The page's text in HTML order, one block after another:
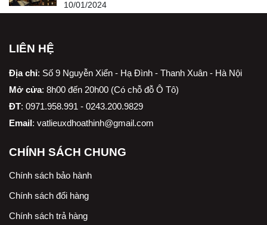
10/01/2024
LIÊN HỆ
Địa chỉ: Số 9 Nguyễn Xiển - Hạ Đình - Thanh Xuân - Hà Nội
Mở cửa: 8h00 đến 20h00 (Có chỗ đỗ Ô Tô)
ĐT: 0971.958.991 - 0243.200.9829
Email: vatlieuxdhoathinh@gmail.com
CHÍNH SÁCH CHUNG
Chính sách bảo hành
Chính sách đổi hàng
Chính sách trả hàng